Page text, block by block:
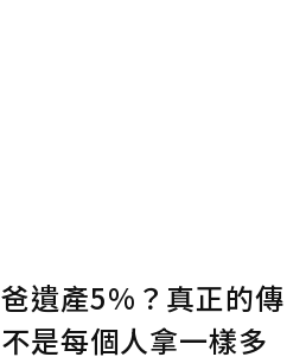
遺產5%？真正的傳
是每個人拿一樣多